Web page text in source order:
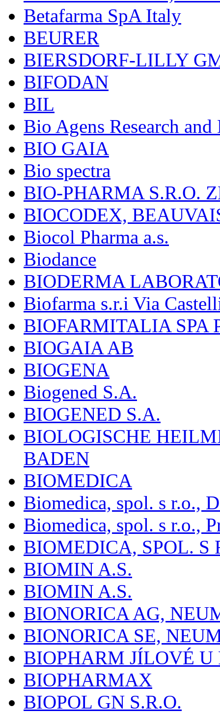
Betafarma SpA Italy
BEURER
BIERSDORF-LILLY
BIFODAN
BIL
Bio Agens Research
BIO GAIA
Bio spectra
BIO-PHARMA S.R.O.
BIOCODEX,
Biocol Pharma a.s.
Biodance
BIODERMA
Biofarma s.r.i Via
BIOFARMITALIA SPA
BIOGAIA AB
BIOGENA
Biogened S.A.
BIOGENED S.A.
BIOLOGISCHE
BADEN
BIOMEDICA
Biomedica, spol. s r.o.,
Biomedica, spol. s r.o.,
BIOMEDICA, SPOL. S
BIOMIN A.S.
BIOMIN A.S.
BIONORICA AG,
BIONORICA SE,
BIOPHARM JÍLOVÉ U
BIOPHARMAX
BIOPOL GN S.R.O.